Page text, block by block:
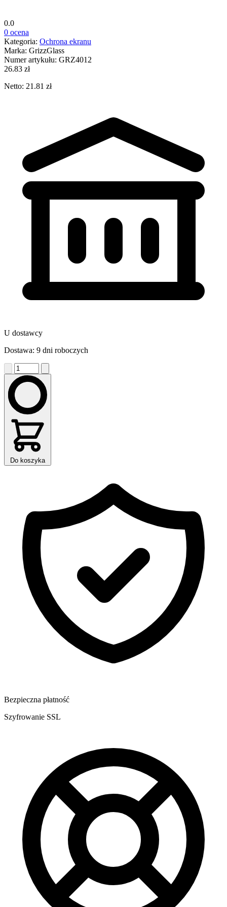
0.0
0 ocena
Kategoria: Ochrona ekranu
Marka: GrizzGlass
Numer artykułu: GRZ4012
26.83 zł
Netto: 21.81 zł
U dostawcy
Dostawa: 9 dni roboczych
Do koszyka
Bezpieczna płatność
Szyfrowanie SSL